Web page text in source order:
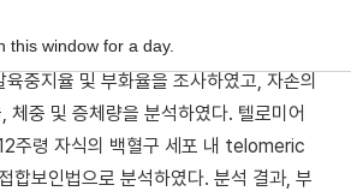
수를 대상으로 하였다. 부계의 번식 능
중지율 및 부화율을 조사하였고, 자손의
체중 및 증체량을 분석하였다. 텔로미어
주령 자식의 백혈구 세포 내 telomeric
합보인법으로 분석하였다. 분석 결과, 부
window for a day.